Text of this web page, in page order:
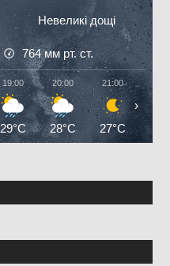
Невеликі дощі
764мм рт. ст.
19:00
29°C
20:00
28°C
21:00
27°C
›